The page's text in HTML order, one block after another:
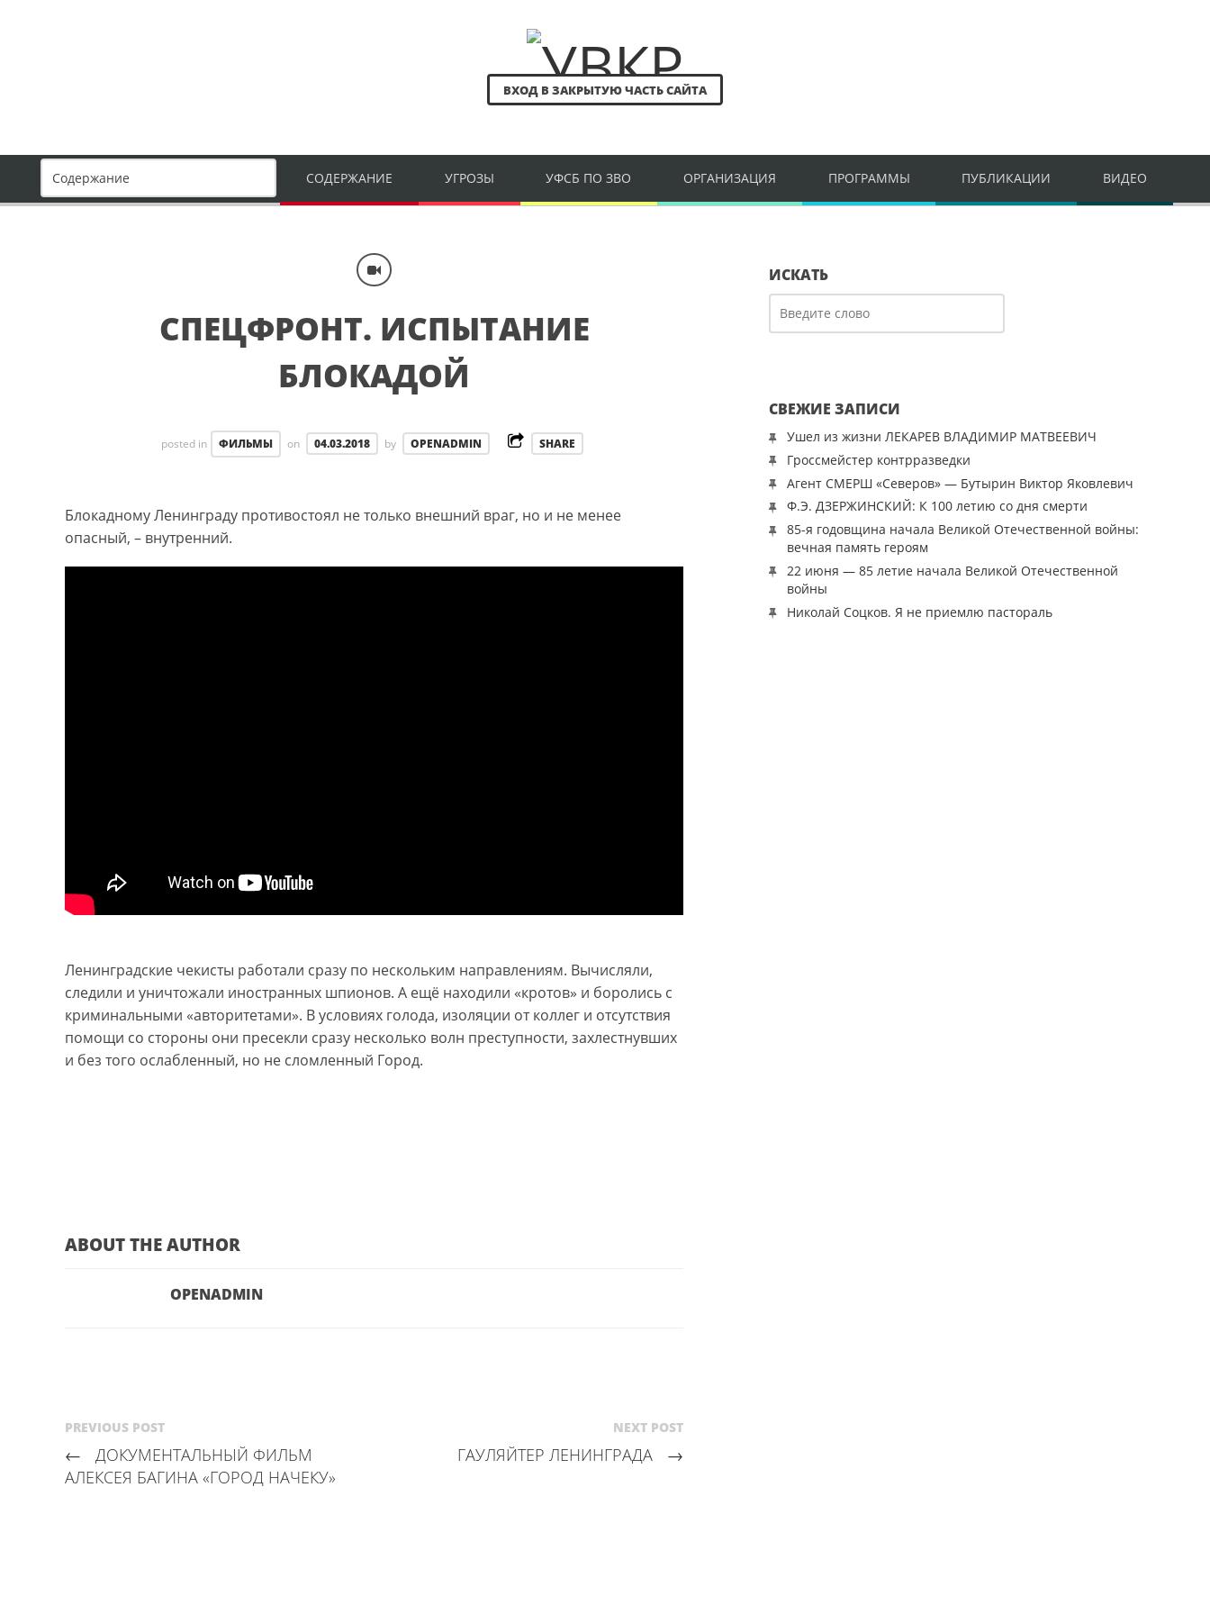
ВХОД В ЗАКРЫТУЮ ЧАСТЬ САЙТА
СОДЕРЖАНИЕ УГРОЗЫ УФСБ ПО ЗВО ОРГАНИЗАЦИЯ ПРОГРАММЫ ПУБЛИКАЦИИ ВИДЕО
СПЕЦФРОНТ. ИСПЫТАНИЕ
БЛОКАДОЙ
posted in ФИЛЬМЫ on 04.03.2018 by OPENADMIN SHARE
Блокадному Ленинграду противостоял не только внешний враг, но и не менее
опасный, – внутренний.
Ленинградские чекисты работали сразу по нескольким направлениям. Вычисляли,
следили и уничтожали иностранных шпионов. А ещё находили «кротов» и боролись с
криминальными «авторитетами». В условиях голода, изоляции от коллег и отсутствия
помощи со стороны они пресекли сразу несколько волн преступности, захлестнувших
и без того ослабленный, но не сломленный Город.
ABOUT THE AUTHOR
OPENADMIN
PREVIOUS POST
←
ДОКУМЕНТАЛЬНЫЙ ФИЛЬМ
АЛЕКСЕЯ БАГИНА «ГОРОД НАЧЕКУ»
NEXT POST
ГАУЛЯЙТЕР ЛЕНИНГРАДА →
ИСКАТЬ
СВЕЖИЕ ЗАПИСИ
Ушел из жизни ЛЕКАРЕВ ВЛАДИМИР МАТВЕЕВИЧ
Гроссмейстер контрразведки
Агент СМЕРШ «Северов» — Бутырин Виктор Яковлевич
Ф.Э. ДЗЕРЖИНСКИЙ: К 100 летию со дня смерти
85-я годовщина начала Великой Отечественной войны:
вечная память героям
22 июня — 85 летие начала Великой Отечественной
войны
Николай Соцков. Я не приемлю пастораль